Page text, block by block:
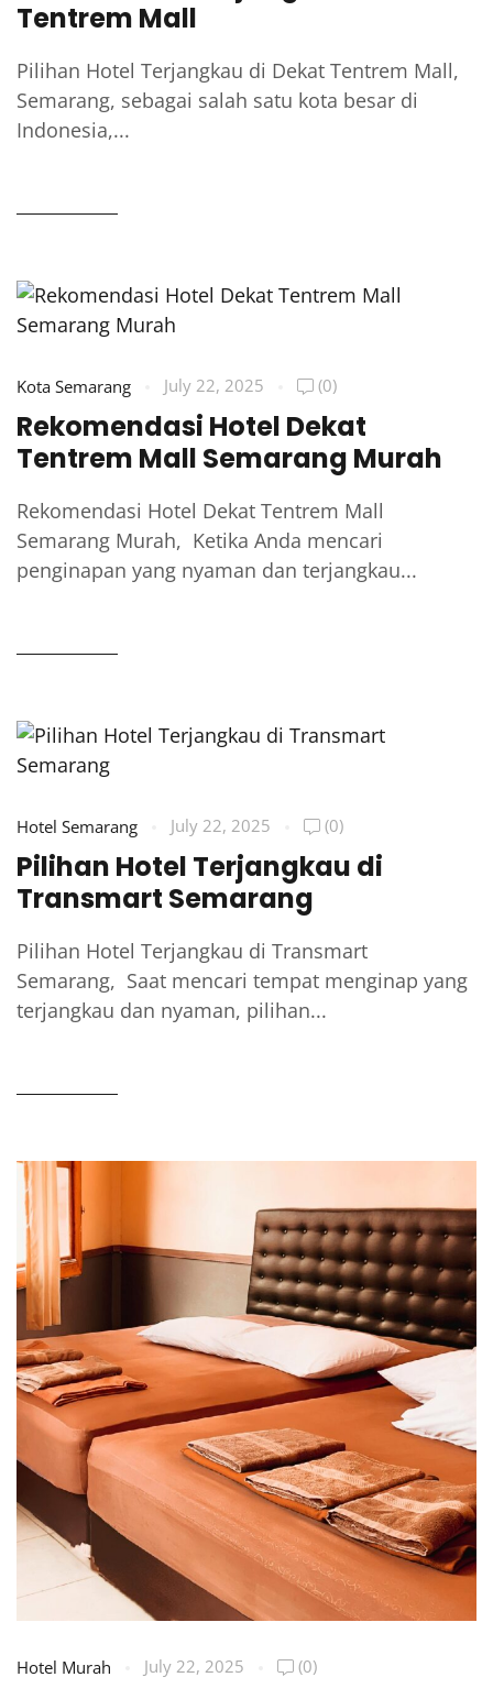
Tentrem Mall
Pilihan Hotel Terjangkau di Dekat Tentrem Mall,
Semarang, sebagai salah satu kota besar di
Indonesia,...
Kota Semarang July 22, 2025 (0)
Rekomendasi Hotel Dekat
Tentrem Mall Semarang Murah
Rekomendasi Hotel Dekat Tentrem Mall
Semarang Murah, Ketika Anda mencari
penginapan yang nyaman dan terjangkau...
Hotel Semarang July 22, 2025 (0)
Pilihan Hotel Terjangkau di
Transmart Semarang
Pilihan Hotel Terjangkau di Transmart
Semarang, Saat mencari tempat menginap yang
terjangkau dan nyaman, pilihan...
Hotel Murah July 22, 2025 (0)